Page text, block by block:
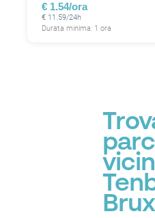
€ 1.54/ora
€ 11.59/24h
Durata minima: 1 ora